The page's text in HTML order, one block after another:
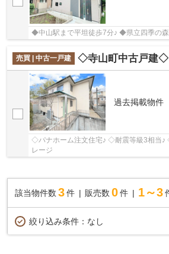
◆中山駅まで平坦徒歩7分♪ ◆県立四季の
売買 | 中古一戸建 ◇寺山町中古戸建◇
過去掲載物件
◇パナホーム注文住宅♪ ◇耐震等級3相当♪
レージ
該当物件数 3件 販売数 0 件 1～3
絞り込み条件： なし